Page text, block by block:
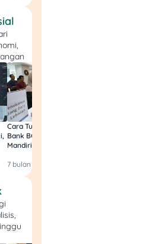
Find
Cara Tukar Uang Baru di
Bank BCA (Umum, BNI,
Mandiri, BRI, dan BSI) 2026!
7 bulan yang lalu